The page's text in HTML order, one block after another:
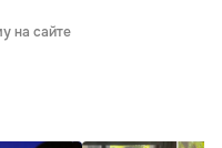
на сайте